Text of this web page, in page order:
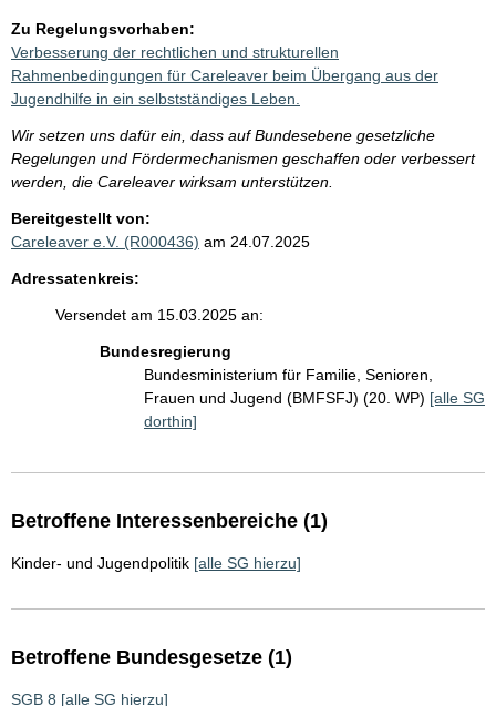
Zu Regelungsvorhaben:
Verbesserung der rechtlichen und strukturellen
Rahmenbedingungen für Careleaver beim Übergang aus der
Jugendhilfe in ein selbstständiges Leben.
Wir setzen uns dafür ein, dass auf Bundesebene gesetzliche
Regelungen und Fördermechanismen geschaffen oder verbessert
werden, die Careleaver wirksam unterstützen.
Bereitgestellt von:
Careleaver e.V. (R000436) am 24.07.2025
Adressatenkreis:
Versendet am 15.03.2025 an:
Bundesregierung
Bundesministerium für Familie, Senioren,
Frauen und Jugend (BMFSFJ) (20. WP) [alle SG
dorthin]
Betroffene Interessenbereiche (1)
Kinder- und Jugendpolitik [alle SG hierzu]
Betroffene Bundesgesetze (1)
SGB 8 [alle SG hierzu]